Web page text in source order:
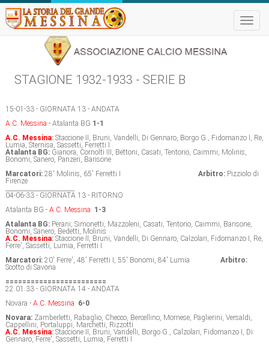
Toggle
STAGIONE 1932-1933 - SERIE B
15-01-33 - GIORNATA 13 - ANDATA
A.C. Messina - Atalanta BG 1-1
A.C. Messina: Staccione II, Bruni, Vandelli, Di Gennaro, Borgo G., Fidomanzo I, Re,
Lumia, Sternisa, Sassetti, Ferretti I
Atalanta BG: Gianora, Cornolti III, Bettoni, Casati, Tentorio, Caimmi, Molinis,
Bonomi, Sanero, Panzeri, Barisone
Marcatori: 28' Molinis, 65' Ferretti I Arbitro: Pizziolo di
Firenze
04-06-33 - GIORNATA 13 - RITORNO
Atalanta BG - A.C. Messina 1-3
Atalanta BG: Perani, Simonetti, Mazzoleni, Casati, Tentorio, Caimmi, Barisone,
Bonomi, Sanero, Bedetti, Molinis
A.C. Messina: Staccione II, Bruni, Vandelli, Di Gennaro, Calzolari, Fidomanzo I, Re,
Ferre', Sassetti, Lumia, Ferretti I
Marcatori: 20' Ferre', 48' Ferretti I, 55' Bonomi, 84' Lumia
Arbitro:
Scotto di Savona
========================
22.01.33 - GIORNATA 14 - ANDATA
Novara - A.C. Messina 6-0
Novara: Zamberletti, Rabaglio, Checco, Bercellino, Mornese, Paglierini, Versaldi,
Cappellini, Portaluppi, Marchetti, Rizzotti
A.C. Messina: Staccione II, Bruni, Vandelli, Borgo G., Calzolari, Fidomanzo I, Di
Gennaro, Ferre', Sassetti, Lumia, Ferretti I